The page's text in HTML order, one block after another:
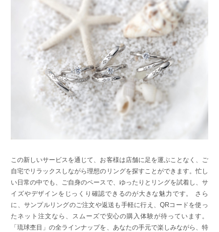
この新しいサービスを通じて、お客様は店舗に足を運ぶことなく、ご
自宅でリラックスしながら理想のリングを探すことができます。忙し
い日常の中でも、ご自身のペースで、ゆったりとリングを試着し、サ
イズやデザインをじっくり確認できるのが大きな魅力です。 さら
に、サンプルリングのご注文や返送も手軽に行え、QRコードを使っ
たネット注文なら、スムーズで安心の購入体験が待っています。
「琉球杢目」の全ラインナップを、あなたの手元で楽しみながら、特